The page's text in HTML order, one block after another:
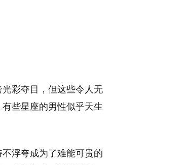
彩夺目，但这些令人无
些星座的男性似乎天生
浮夸成为了难能可贵的